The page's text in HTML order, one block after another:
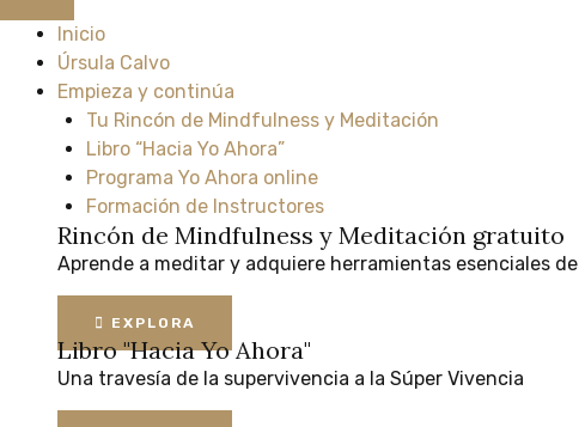
Inicio
Úrsula Calvo
Empieza y continúa
Tu Rincón de Mindfulness y Meditación
Libro “Hacia Yo Ahora”
Programa Yo Ahora online
Formación de Instructores
Rincón de Mindfulness y Meditación gratuito
Aprende a meditar y adquiere herramientas esenciales de
EXPLORA
Libro "Hacia Yo Ahora"
Una travesía de la supervivencia a la Súper Vivencia